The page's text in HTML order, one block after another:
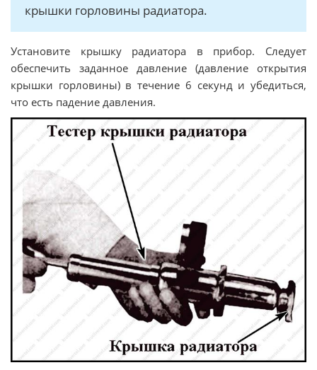
крышки горловины радиатора.
Установите крышку радиатора в прибор. Следует
обеспечить заданное давление (давление открытия
крышки горловины) в течение 6 секунд и убедиться,
что есть падение давления.